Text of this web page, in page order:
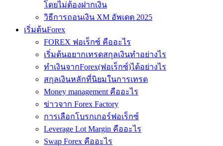
โดยไม่ต้องฝากเงิน
วิธีการถอนเงิน XM อัพเดต 2025
เริ่มต้นForex
FOREX ฟอเร็กซ์ คืออะไร
เริ่มต้นอยากเทรดสกุลเงินทำอย่างไร
ทำเงินจากForex(ฟอเร็กซ์)ได้อย่างไร
สกุลเงินหลักที่นิยมในการเทรด
Money management คืออะไร
ข่าวจาก Forex Factory
การเลือกโบรกเกอร์ฟอเร็กซ์
Leverage Lot Margin คืออะไร
Swap Forex คืออะไร